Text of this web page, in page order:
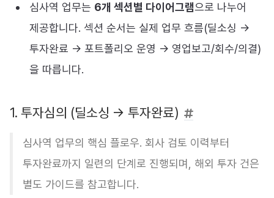
심사역 업무는 6개 섹션별 다이어그램으로 나누어
제공합니다. 섹션 순서는 실제 업무 흐름(딜소싱 →
투자완료 → 포트폴리오 운영 → 영업보고/회수/의결)
을 따릅니다.
1. 투자심의 (딜소싱 → 투자완료)
심사역 업무의 핵심 플로우. 회사 검토 이력부터
투자완료까지 일련의 단계로 진행되며, 해외 투자 건은
별도 가이드를 참고합니다.